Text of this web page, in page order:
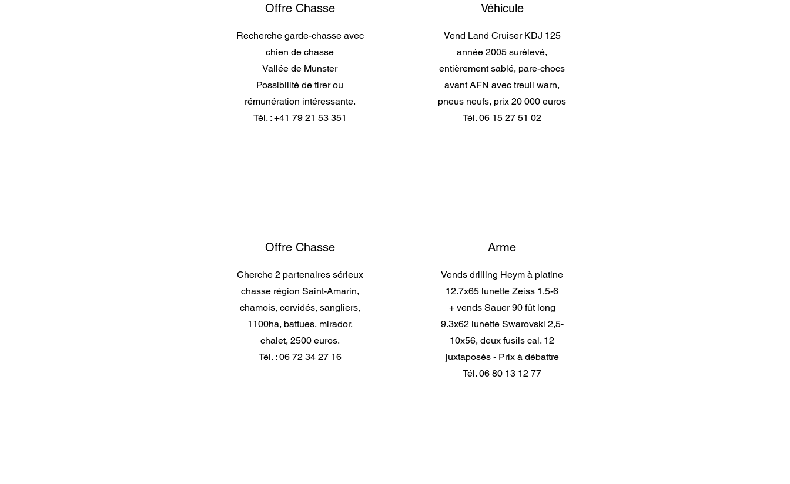
Offre Chasse
Recherche garde-chasse avec
chien de chasse
Vallée de Munster
Possibilité de tirer ou
rémunération intéressante.
Tél. : +41 79 21 53 351
Offre Chasse
Cherche 2 partenaires sérieux
chasse région Saint-Amarin,
chamois, cervidés, sangliers,
1100ha, battues, mirador,
chalet, 2500 euros.
Tél. : 06 72 34 27 16
Véhicule
Vend Land Cruiser KDJ 125
année 2005 surélevé,
entièrement sablé, pare-chocs
avant AFN avec treuil warn,
pneus neufs, prix 20 000 euros
Tél. 06 15 27 51 02
Arme
Vends drilling Heym à platine
12.7x65 lunette Zeiss 1,5-6
+ vends Sauer 90 fût long
9.3x62 lunette Swarovski 2,5-
10x56, deux fusils cal. 12
juxtaposés - Prix à débattre
Tél. 06 80 13 12 77